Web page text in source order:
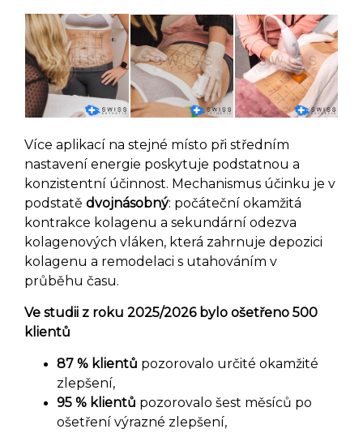
Více aplikací na stejné místo při středním
nastavení energie poskytuje podstatnou a
konzistentní účinnost. Mechanismus účinku je v
podstatě dvojnásobný: počáteční okamžitá
kontrakce kolagenu a sekundární odezva
kolagenových vláken, která zahrnuje depozici
kolagenu a remodelaci s utahováním v
průběhu času.
Ve studii z roku 2025/2026 bylo ošetřeno 500
klientů
87 % klientů pozorovalo určité okamžité
zlepšení,
95 % klientů pozorovalo šest měsíců po
ošetření výrazné zlepšení,